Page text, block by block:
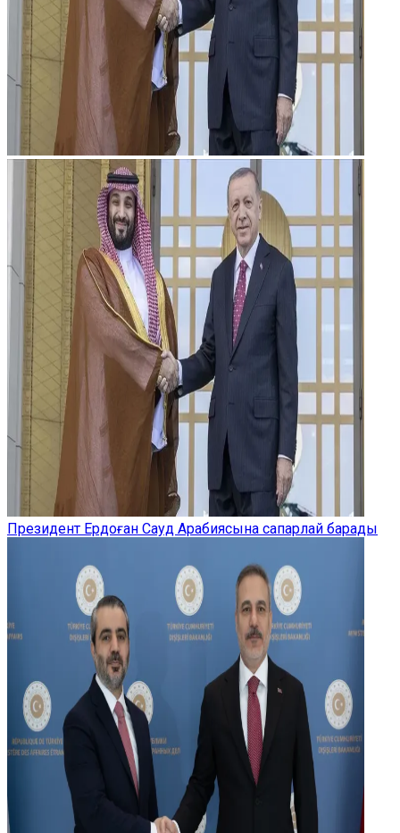
Президент Ердоған Сауд Арабиясына сапарлай барады